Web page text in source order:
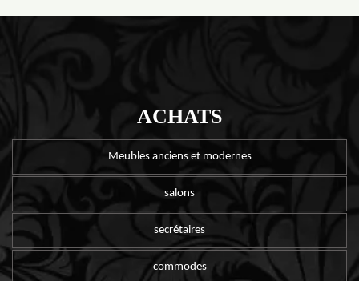
ACHATS
Meubles anciens et modernes
salons
secrétaires
commodes